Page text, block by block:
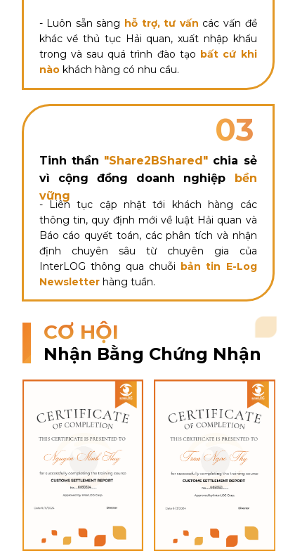
03
- Liên tục cập nhật tới khách hàng các
thông tin, quy định mới về luật Hải quan và
Báo cáo quyết toán, các phân tích và nhận
định chuyên sâu từ chuyên gia của
InterLOG thông qua chuỗi
bản tin E-Log
Newsletter hàng tuần.
Tinh thần "Share2BShared" chia sẻ
vì cộng đồng doanh nghiệp
bền
vững
- Luôn sẵn sàng hỗ trợ, tư vấn các vấn đề
khác về thủ tục Hải quan, xuất nhập khẩu
trong và sau quá trình đào tạo bất cứ khi
nào khách hàng có nhu cầu.
Nhận Bằng Chứng Nhận
CƠ HỘI